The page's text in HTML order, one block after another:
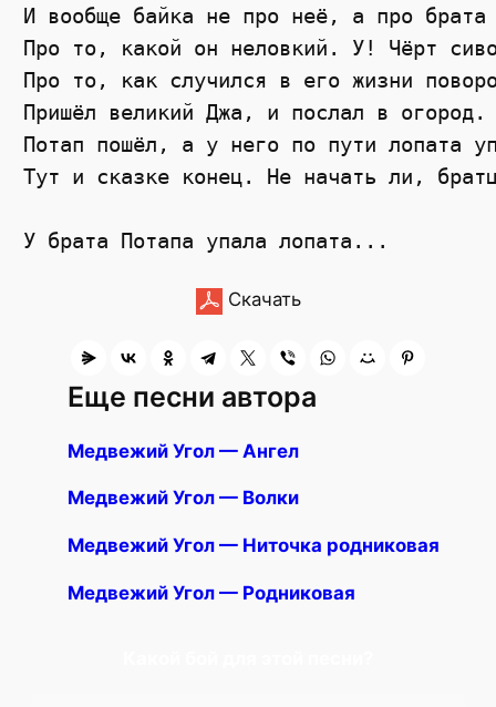
И вообще байка не про неё, а про
Про то, какой он неловкий. У! Чёрт
Про то, как случился в его жизни
Пришёл великий Джа, и послал в
Потап пошёл, а у него по пути
Тут и сказке конец. Не начать ли,
Скачать
Еще песни автора
Медвежий Угол — Ангел
Медвежий Угол — Волки
Медвежий Угол — Ниточка родниковая
Медвежий Угол — Родниковая